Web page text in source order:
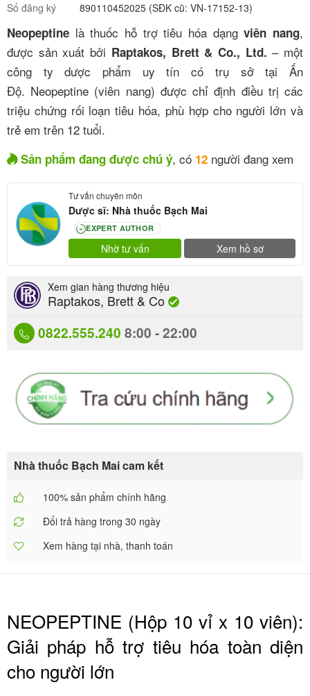
Số đăng ký
890110452025 (SĐK cũ: VN-17152-13)
Neopeptine là thuốc hỗ trợ tiêu hóa dạngviên nang,
được sản xuất bởi Raptakos, Brett & Co., Ltd. – một
công ty dược phẩm uy tín có trụ sở tại Ấn
Độ. Neopeptine (viên nang) được chỉ định điều trị các
triệu chứng rối loạn tiêu hóa, phù hợp cho người lớn và
trẻ em trên 12 tuổi.
Sản phẩm đang được chú ý, có 12 người đang xem
Tư vấn chuyên môn
Dược sĩ: Nhà thuốc Bạch Mai
80 EXPERT AUTHOR
Nhờ tư vấn Xem hồ sơ
0822.555.240 8:00 - 22:00
Xem gian hàng thương hiệu
Raptakos, Brett & Co
Nhà thuốc Bạch Mai cam kết
100% sản phẩm chính hãng
Đổi trả hàng trong 30 ngày
Xem hàng tại nhà, thanh toán
NEOPEPTINE (Hộp 10 vỉ x 10 viên):
Giải pháp hỗ trợ tiêu hóa toàn diện
cho người lớn